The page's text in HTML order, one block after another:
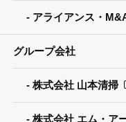
アライアンス・
グループ会社
株式会社 山本清掃
株式会社 エム・ア